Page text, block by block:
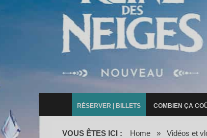
RÉSERVER | BILLETS COMBIEN ÇA
VOUS ÊTES ICI : Home » Vidéos et